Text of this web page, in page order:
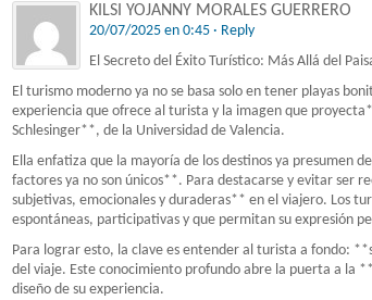
KILSI YOJANNY MORALES GUERRERO
20/07/2025 en 0:45 · Reply
El Secreto del Éxito Turístico: Más Allá del
El turismo moderno ya no se basa solo en tener playas
experiencia que ofrece al turista y la imagen que
Schlesinger**, de la Universidad de Valencia.
Ella enfatiza que la mayoría de los destinos ya presumen
factores ya no son únicos**. Para destacarse y evitar ser
subjetivas, emocionales y duraderas** en el viajero. Los
espontáneas, participativas y que permitan su expresión
Para lograr esto, la clave es entender al turista a fondo:
del viaje. Este conocimiento profundo abre la puerta a la
diseño de su experiencia.